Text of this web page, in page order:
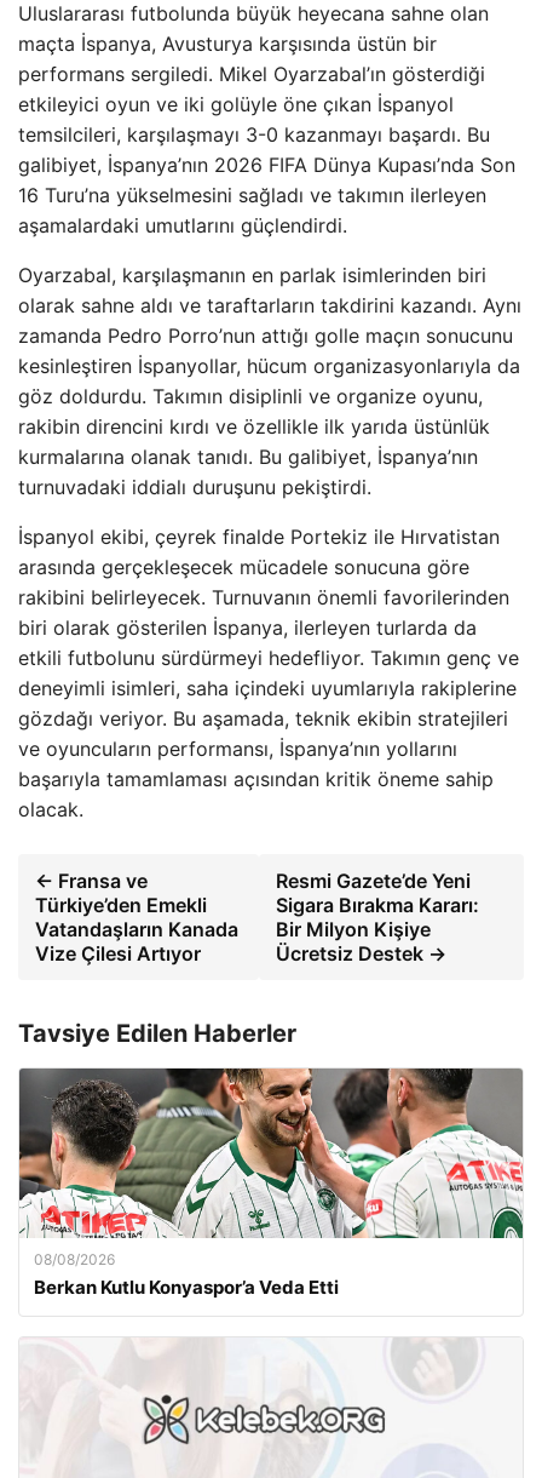
Uluslararası futbolunda büyük heyecana sahne olan
maçta İspanya, Avusturya karşısında üstün bir
performans sergiledi. Mikel Oyarzabal’ın gösterdiği
etkileyici oyun ve iki golüyle öne çıkan İspanyol
temsilcileri, karşılaşmayı 3-0 kazanmayı başardı. Bu
galibiyet, İspanya’nın 2026 FIFA Dünya Kupası’nda Son
16 Turu’na yükselmesini sağladı ve takımın ilerleyen
aşamalardaki umutlarını güçlendirdi.
Oyarzabal, karşılaşmanın en parlak isimlerinden biri
olarak sahne aldı ve taraftarların takdirini kazandı. Aynı
zamanda Pedro Porro’nun attığı golle maçın sonucunu
kesinleştiren İspanyollar, hücum organizasyonlarıyla da
göz doldurdu. Takımın disiplinli ve organize oyunu,
rakibin direncini kırdı ve özellikle ilk yarıda üstünlük
kurmalarına olanak tanıdı. Bu galibiyet, İspanya’nın
turnuvadaki iddialı duruşunu pekiştirdi.
İspanyol ekibi, çeyrek finalde Portekiz ile Hırvatistan
arasında gerçekleşecek mücadele sonucuna göre
rakibini belirleyecek. Turnuvanın önemli favorilerinden
biri olarak gösterilen İspanya, ilerleyen turlarda da
etkili futbolunu sürdürmeyi hedefliyor. Takımın genç ve
deneyimli isimleri, saha içindeki uyumlarıyla rakiplerine
gözdağı veriyor. Bu aşamada, teknik ekibin stratejileri
ve oyuncuların performansı, İspanya’nın yollarını
başarıyla tamamlaması açısından kritik öneme sahip
olacak.
← Fransa ve
Türkiye’den Emekli
Vatandaşların Kanada
Vize Çilesi Artıyor
Resmi Gazete’de Yeni
Sigara Bırakma Kararı:
Bir Milyon Kişiye
Ücretsiz Destek →
Tavsiye Edilen Haberler
08/08/2026
Berkan Kutlu Konyaspor’a Veda Etti